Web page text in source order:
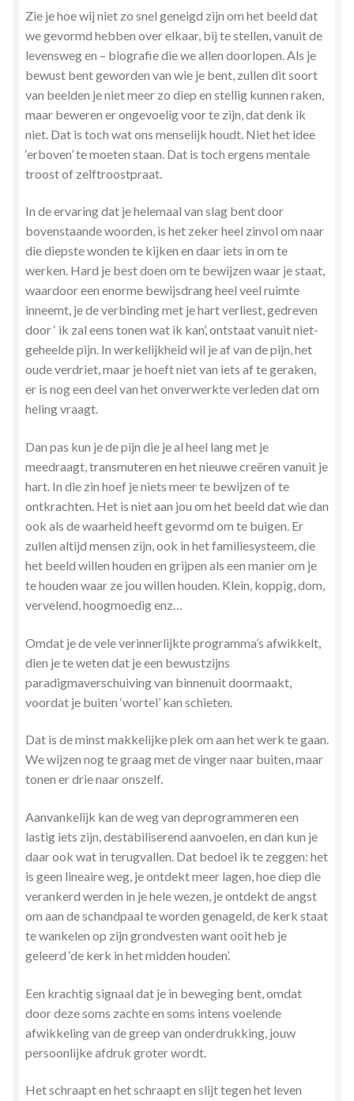
Zie je hoe wij niet zo snel geneigd zijn om het beeld dat
we gevormd hebben over elkaar, bij te stellen, vanuit de
levensweg en – biografie die we allen doorlopen. Als je
bewust bent geworden van wie je bent, zullen dit soort
van beelden je niet meer zo diep en stellig kunnen raken,
maar beweren er ongevoelig voor te zijn, dat denk ik
niet. Dat is toch wat ons menselijk houdt. Niet het idee
‘erboven’ te moeten staan. Dat is toch ergens mentale
troost of zelftroostpraat.
In de ervaring dat je helemaal van slag bent door
bovenstaande woorden, is het zeker heel zinvol om naar
die diepste wonden te kijken en daar iets in om te
werken. Hard je best doen om te bewijzen waar je staat,
waardoor een enorme bewijsdrang heel veel ruimte
inneemt, je de verbinding met je hart verliest, gedreven
door ‘ ik zal eens tonen wat ik kan’, ontstaat vanuit niet-
geheelde pijn. In werkelijkheid wil je af van de pijn, het
oude verdriet, maar je hoeft niet van iets af te geraken,
er is nog een deel van het onverwerkte verleden dat om
heling vraagt.
Dan pas kun je de pijn die je al heel lang met je
meedraagt, transmuteren en het nieuwe creëren vanuit je
hart. In die zin hoef je niets meer te bewijzen of te
ontkrachten. Het is niet aan jou om het beeld dat wie dan
ook als de waarheid heeft gevormd om te buigen. Er
zullen altijd mensen zijn, ook in het familiesysteem, die
het beeld willen houden en grijpen als een manier om je
te houden waar ze jou willen houden. Klein, koppig, dom,
vervelend, hoogmoedig enz…
Omdat je de vele verinnerlijkte programma’s afwikkelt,
dien je te weten dat je een bewustzijns
paradigmaverschuiving van binnenuit doormaakt,
voordat je buiten ‘wortel’ kan schieten.
Dat is de minst makkelijke plek om aan het werk te gaan.
We wijzen nog te graag met de vinger naar buiten, maar
tonen er drie naar onszelf.
Aanvankelijk kan de weg van deprogrammeren een
lastig iets zijn, destabiliserend aanvoelen, en dan kun je
daar ook wat in terugvallen. Dat bedoel ik te zeggen: het
is geen lineaire weg, je ontdekt meer lagen, hoe diep die
verankerd werden in je hele wezen, je ontdekt de angst
om aan de schandpaal te worden genageld, de kerk staat
te wankelen op zijn grondvesten want ooit heb je
geleerd ‘de kerk in het midden houden’.
Een krachtig signaal dat je in beweging bent, omdat
door deze soms zachte en soms intens voelende
afwikkeling van de greep van onderdrukking, jouw
persoonlijke afdruk groter wordt.
Het schraapt en het schraapt en slijt tegen het leven